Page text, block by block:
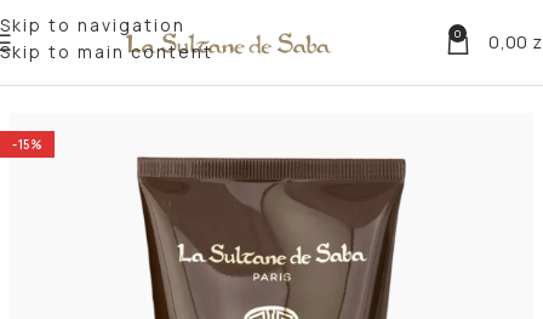
Skip to navigation
Skip to main content
0 0,00
-15%